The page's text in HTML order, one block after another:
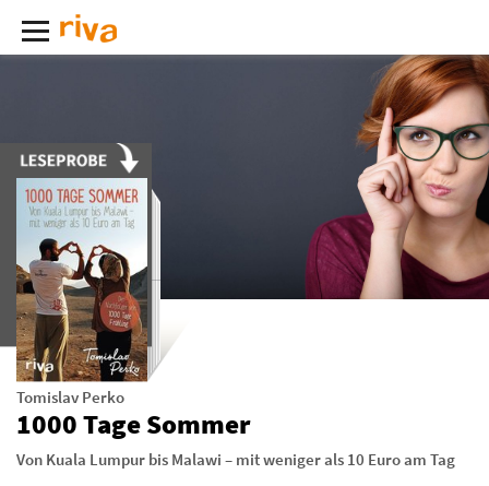
Tomislav Perko
1000 Tage Sommer
Von Kuala Lumpur bis Malawi – mit weniger als 10 Euro am Tag